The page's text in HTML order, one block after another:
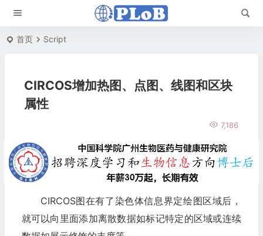
首页 Script
CIRCOS增加热图、点图、线图和区块
属性
7,186
CIRCOS图在有了染色体信息界定绘图区域后，
就可以向里面添加离散数据如标记特定的区域或连续